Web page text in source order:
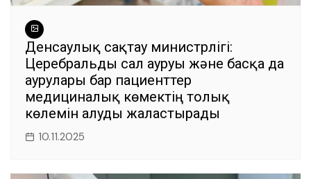
Денсаулық сақтау министрлігі:
Церебральды сал ауруы және басқа да
аурулары бар пациенттер
медициналық көмектің толық
көлемін алуды жалғастырады
10.11.2025